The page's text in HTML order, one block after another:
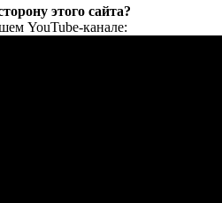
этого сайта?
YouTube-канале: